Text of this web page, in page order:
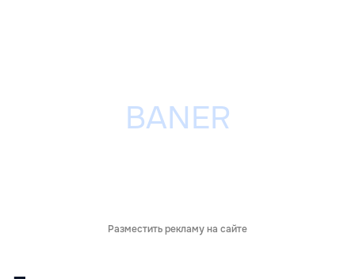
Разместить рекламу на сайте